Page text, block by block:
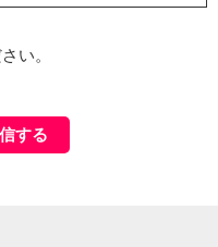
い。